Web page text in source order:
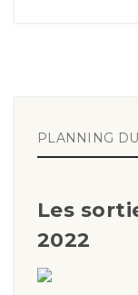
PLANNING
Les
2022